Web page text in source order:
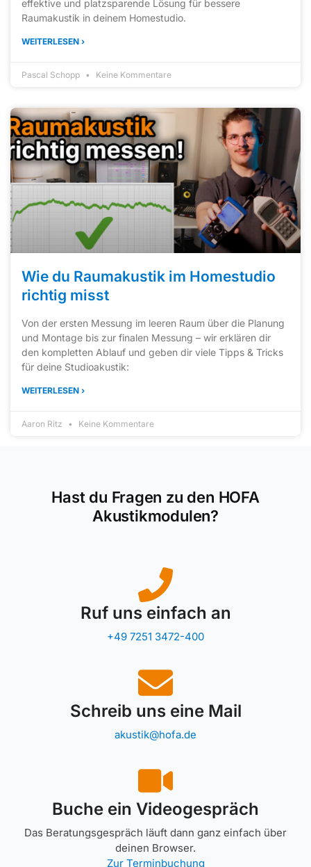
effektive und platzsparende Lösung für bessere
Raumakustik in deinem Homestudio.
WEITERLESEN ›
Pascal Schopp Keine Kommentare
Wie du Raumakustik im Homestudio
richtig misst
Von der ersten Messung im leeren Raum über die Planung
und Montage bis zur finalen Messung – wir erklären dir
den kompletten Ablauf und geben dir viele Tipps & Tricks
für deine Studioakustik:
WEITERLESEN ›
Aaron Ritz Keine Kommentare
Hast du Fragen zu den HOFA
Akustikmodulen?
Ruf uns einfach an
+49 7251 3472-400
Schreib uns eine Mail
akustik@hofa.de
Buche ein Videogespräch
Das Beratungsgespräch läuft dann ganz einfach über
deinen Browser.
Zur Terminbuchung